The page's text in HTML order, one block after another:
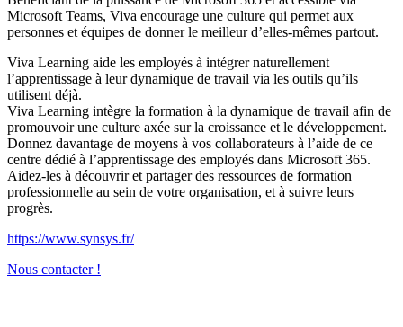
Microsoft Teams, Viva encourage une culture qui permet aux
personnes et équipes de donner le meilleur d’elles-mêmes partout.
Viva Learning aide les employés à intégrer naturellement
l’apprentissage à leur dynamique de travail via les outils qu’ils
utilisent déjà.
Viva Learning intègre la formation à la dynamique de travail afin de
promouvoir une culture axée sur la croissance et le développement.
Donnez davantage de moyens à vos collaborateurs à l’aide de ce
centre dédié à l’apprentissage des employés dans Microsoft 365.
Aidez-les à découvrir et partager des ressources de formation
professionnelle au sein de votre organisation, et à suivre leurs
progrès.
https://www.synsys.fr/
Nous contacter !